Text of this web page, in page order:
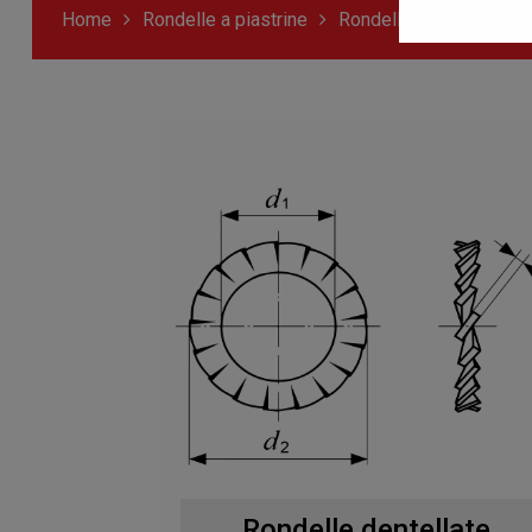
Home Rondelle a piastrine Rondelle a piastrine